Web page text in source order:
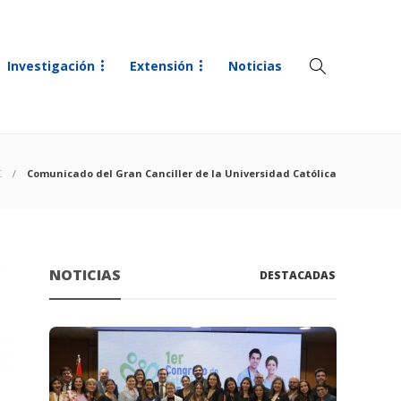
Investigación Extensión Noticias
Comunicado del Gran Canciller de la Universidad Católica
NOTICIAS DESTACADAS